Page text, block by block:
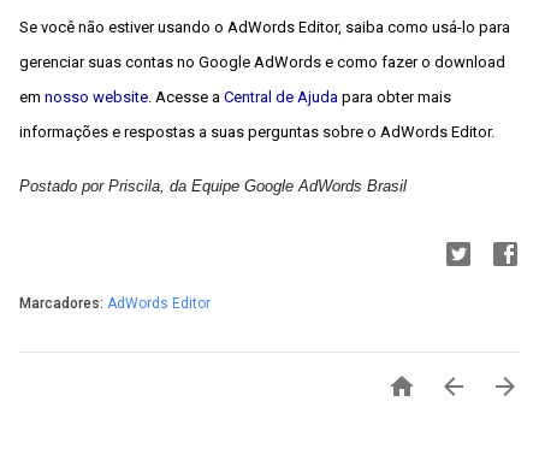
Se você não estiver usando o AdWords Editor, saiba como usá-lo para
gerenciar suas contas no Google AdWords e como fazer o download
em nosso website. Acesse a Central de Ajuda para obter mais
informações e respostas a suas perguntas sobre o AdWords Editor.
Postado por Priscila, da Equipe Google AdWords Brasil
Marcadores: AdWords Editor
  